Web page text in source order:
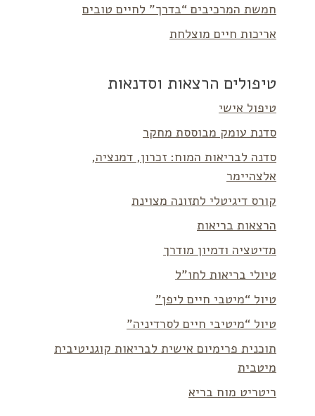
חמשת המרכיבים “בדרך” לחיים טובים
אריכות חיים מוצלחת
טיפולים הרצאות וסדנאות
טיפול אישי
סדנת עומק מבוססת מחקר
סדנה לבריאות המוח: זכרון, דמנציה,
אלצהיימר
קורס דיגיטלי לתזונה מצוינת
הרצאות בריאות
מדיטציה ודמיון מודרך
טיולי בריאות לחו”ל
טיול “מיטבי חיים ליפן”
טיול “מיטיבי חיים לסרדיניה”
תוכנית פרימיום אישית לבריאות קוגניטיבית
מיטבית
ריטריט מוח בריא